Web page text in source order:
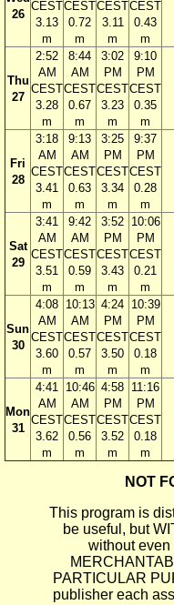
26
CEST
3.13
m
CEST
0.72
m
CEST
3.11
m
CEST
0.43
m
Thu
27
2:52
AM
CEST
3.28
m
8:44
AM
CEST
0.67
m
3:02
PM
CEST
3.23
m
9:10
PM
CEST
0.35
m
Fri
28
3:18
AM
CEST
3.41
m
9:13
AM
CEST
0.63
m
3:25
PM
CEST
3.34
m
9:37
PM
CEST
0.28
m
Sat
29
3:41
AM
CEST
3.51
m
9:42
AM
CEST
0.59
m
3:52
PM
CEST
3.43
m
10:06
PM
CEST
0.21
m
Sun
30
4:08
AM
CEST
3.60
m
10:13
AM
CEST
0.57
m
4:24
PM
CEST
3.50
m
10:39
PM
CEST
0.18
m
Mon
31
4:41
AM
CEST
3.62
m
10:46
AM
CEST
0.56
m
4:58
PM
CEST
3.52
m
11:16
PM
CEST
0.18
m
NOT
This program is
be useful, but
without
PARTICULAR
publisher each